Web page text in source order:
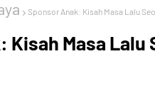
Sponsor Anak: Kisah Masa Lalu
Kisah Masa Lalu